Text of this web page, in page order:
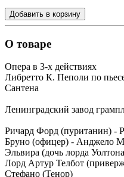
Добавить в корзину
О товаре
Опера в 3-х действиях
Либретто К. Пеполи по
Сантена
Ленинградский завод
Ричард Форд (пуританин) -
Бруно (офицер) - Анджело
Эльвира (дочь лорда
Лорд Артур Телбот
Стефано (Тенор)